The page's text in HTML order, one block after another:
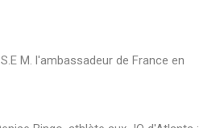
M. l'ambassadeur de France en